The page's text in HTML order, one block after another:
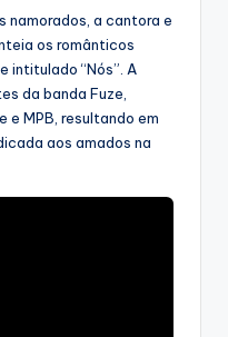
namorados, a cantora e
os românticos
intitulado “Nós”. A
da banda Fuze,
e MPB, resultando em
aos amados na